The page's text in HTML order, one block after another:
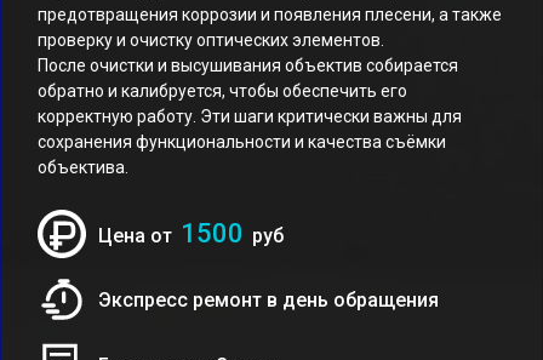
предотвращения коррозии и появления плесени, а также
проверку и очистку оптических элементов.
После очистки и высушивания объектив собирается
обратно и калибруется, чтобы обеспечить его
корректную работу. Эти шаги критически важны для
сохранения функциональности и качества съёмки
объектива.
Цена от 1500 руб
Экспресс ремонт в день обращения